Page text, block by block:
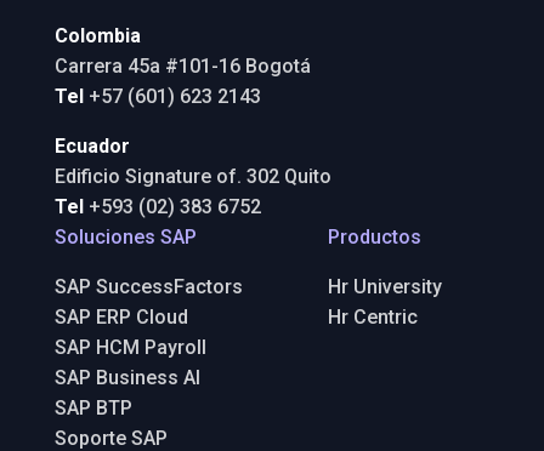
Colombia
Carrera 45a #101-16 Bogotá
Tel +57 (601) 623 2143
Ecuador
Edificio Signature of. 302 Quito
Tel +593 (02) 383 6752
Soluciones SAP
SAP SuccessFactors
⁠SAP ERP Cloud
⁠SAP HCM Payroll
⁠SAP Business AI
⁠SAP BTP
⁠Soporte SAP
Productos
⁠Hr University
⁠Hr Centric